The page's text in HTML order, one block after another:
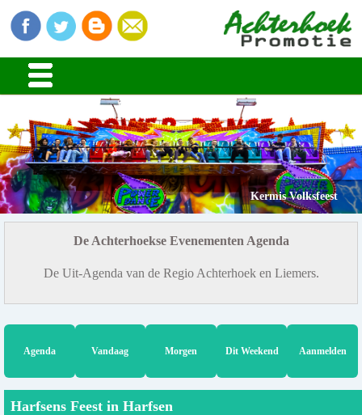
Kermis Volksfeest
De Achterhoekse Evenementen Agenda
De Uit-Agenda van de Regio Achterhoek en Liemers.
Agenda Vandaag Morgen Dit Weekend Aanmelden
Harfsens Feest in Harfsen